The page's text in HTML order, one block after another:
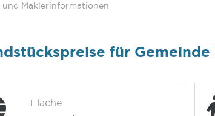
und Maklerinformationen
für
Fläche